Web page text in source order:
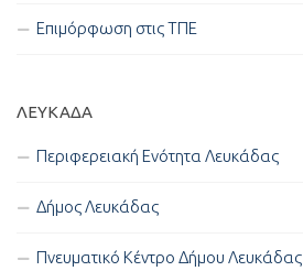
Επιμόρφωση στις ΤΠΕ
ΛΕΥΚΑΔΑ
Περιφερειακή Ενότητα Λευκάδας
Δήμος Λευκάδας
Πνευματικό Κέντρο Δήμου Λευκάδας